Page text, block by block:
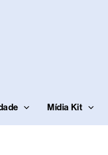
Mídia Kit